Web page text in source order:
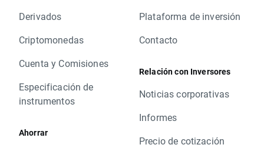
Derivados
Criptomonedas
Cuenta y Comisiones
Especificación de
instrumentos
Ahorrar
Plataforma de inversión
Contacto
Relación con Inversores
Noticias corporativas
Informes
Precio de cotización